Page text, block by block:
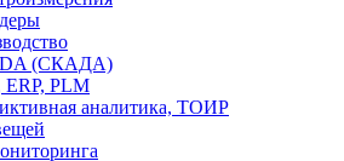
(СКАДА)
ERP, PLM
аналитика, ТОИР